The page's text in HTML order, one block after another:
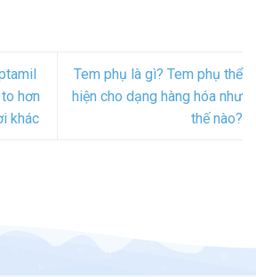
hơn
khác
Tem phụ là gì? Tem phụ thể
hiện cho dạng hàng hóa như
thế nào?